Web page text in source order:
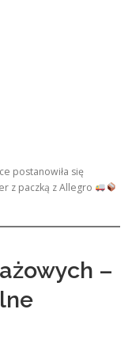
postanowiła się
z paczką z Allegro
–